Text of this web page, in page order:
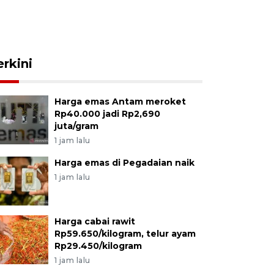
Harga emas Antam meroket
Rp40.000 jadi Rp2,690
juta/gram
1 jam lalu
Harga emas di Pegadaian naik
1 jam lalu
Harga cabai rawit
Rp59.650/kilogram, telur ayam
Rp29.450/kilogram
1 jam lalu